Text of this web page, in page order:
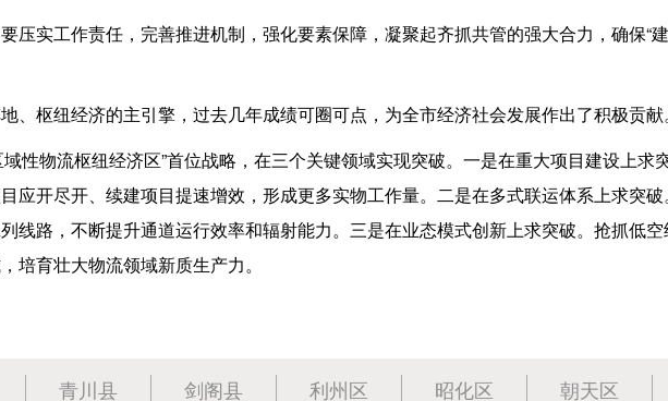
实工作责任，完善推进机制，强化要素保障，凝聚起齐抓共管的强大合力，确保“
枢纽经济的主引擎，过去几年成绩可圈可点，为全市经济社会发展作出了积极贡献
性物流枢纽经济区”首位战略，在三个关键领域实现突破。一是在重大项目建设上求
开尽开、续建项目提速增效，形成更多实物工作量。二是在多式联运体系上求突破
路，不断提升通道运行效率和辐射能力。三是在业态模式创新上求突破。抢抓低
育壮大物流领域新质生产力。
青川县 剑阁县 利州区 昭化区 朝天区